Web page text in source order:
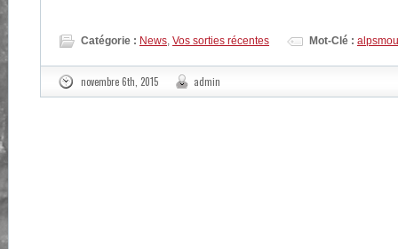
Catégorie : News, Vos sorties récentes Mot-Clé :
novembre 6th, 2015 admin